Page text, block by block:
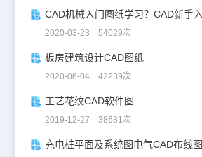
2020-03-23 54029次
板房建筑设计CAD图纸
2020-06-04 42239次
工艺花纹CAD软件图
2019-12-27 38681次
充电桩平面及系统图电气CAD布线图